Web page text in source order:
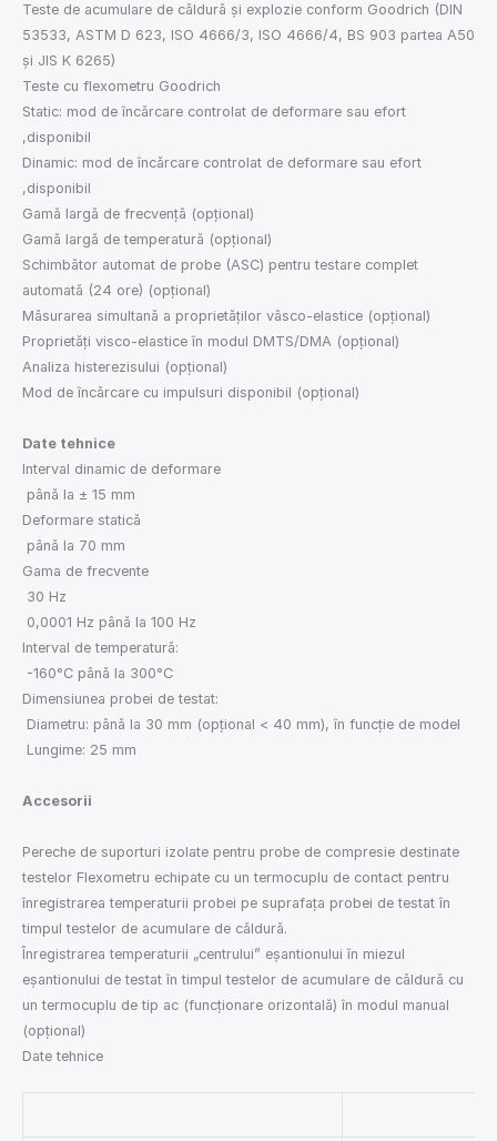
Teste de acumulare de căldură și explozie conform Goodrich (DIN
53533, ASTM D 623, ISO 4666/3, ISO 4666/4, BS 903 partea A50
și JIS K 6265)
Teste cu flexometru Goodrich
Static: mod de încărcare controlat de deformare sau efort
,disponibil
Dinamic: mod de încărcare controlat de deformare sau efort
,disponibil
Gamă largă de frecvență (opțional)
Gamă largă de temperatură (opțional)
Schimbător automat de probe (ASC) pentru testare complet
automată (24 ore) (opțional)
Măsurarea simultană a proprietăților vâsco-elastice (opțional)
Proprietăți visco-elastice în modul DMTS/DMA (opțional)
Analiza histerezisului (opțional)
Mod de încărcare cu impulsuri disponibil (opțional)
Date tehnice
Interval dinamic de deformare
până la ± 15 mm
Deformare statică
până la 70 mm
Gama de frecvente
30 Hz
0,0001 Hz până la 100 Hz
Interval de temperatură:
-160°C până la 300°C
Dimensiunea probei de testat:
Diametru: până la 30 mm (opțional < 40 mm), în funcție de model
Lungime: 25 mm
Accesorii
Pereche de suporturi izolate pentru probe de compresie destinate
testelor Flexometru echipate cu un termocuplu de contact pentru
înregistrarea temperaturii probei pe suprafața probei de testat în
timpul testelor de acumulare de căldură.
Înregistrarea temperaturii „centrului” eșantionului în miezul
eșantionului de testat în timpul testelor de acumulare de căldură cu
un termocuplu de tip ac (funcționare orizontală) în modul manual
(opțional)
Date tehnice